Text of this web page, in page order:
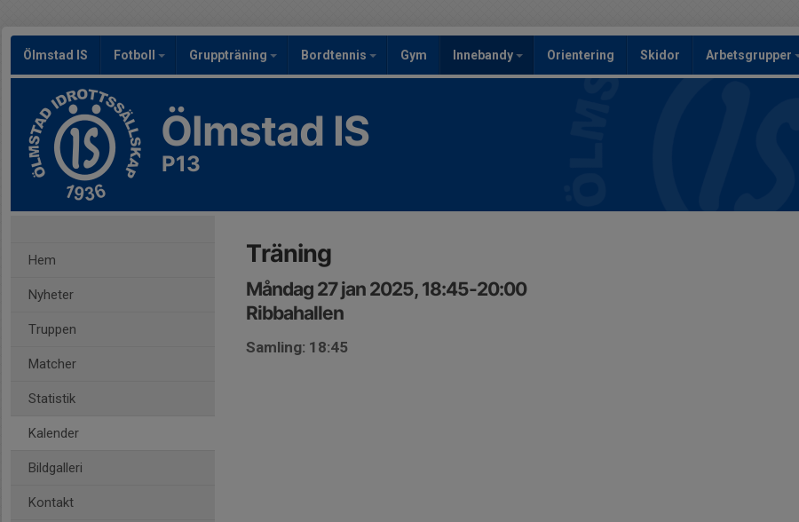
Ölmstad IS Fotboll Gruppträning Bordtennis Gym Innebandy Orientering Skidor Arbetsgrupper
Ölmstad IS
P13
Hem
Nyheter
Truppen
Matcher
Statistik
Kalender
Bildgalleri
Kontakt
Träning
Måndag 27 jan 2025, 18:45-20:00
Ribbahallen
Samling: 18:45